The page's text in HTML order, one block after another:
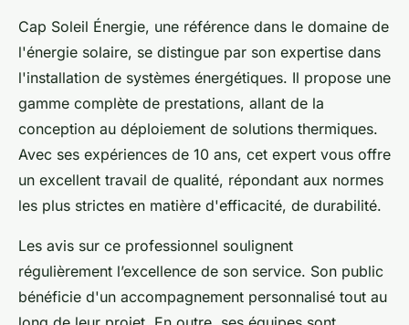
Cap Soleil Énergie, une référence dans le domaine de
l'énergie solaire, se distingue par son expertise dans
l'installation de systèmes énergétiques. Il propose une
gamme complète de prestations, allant de la
conception au déploiement de solutions thermiques.
Avec ses expériences de 10 ans, cet expert vous offre
un excellent travail de qualité, répondant aux normes
les plus strictes en matière d'efficacité, de durabilité.
Les avis sur ce professionnel soulignent
régulièrement l’excellence de son service. Son public
bénéficie d'un accompagnement personnalisé tout au